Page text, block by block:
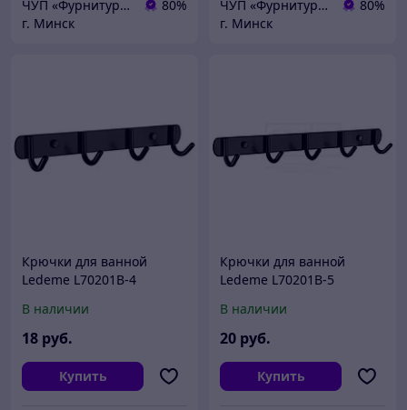
ЧУП «Фурнитурка-бай»
80%
г. Минск
ЧУП «Фурнитурка-бай»
80%
г. Минск
Крючки для ванной
Ledeme L70201В-4
черный
В наличии
18 руб.
Купить
Крючки для ванной
Ledeme L70201В-5
черный
В наличии
20 руб.
Купить